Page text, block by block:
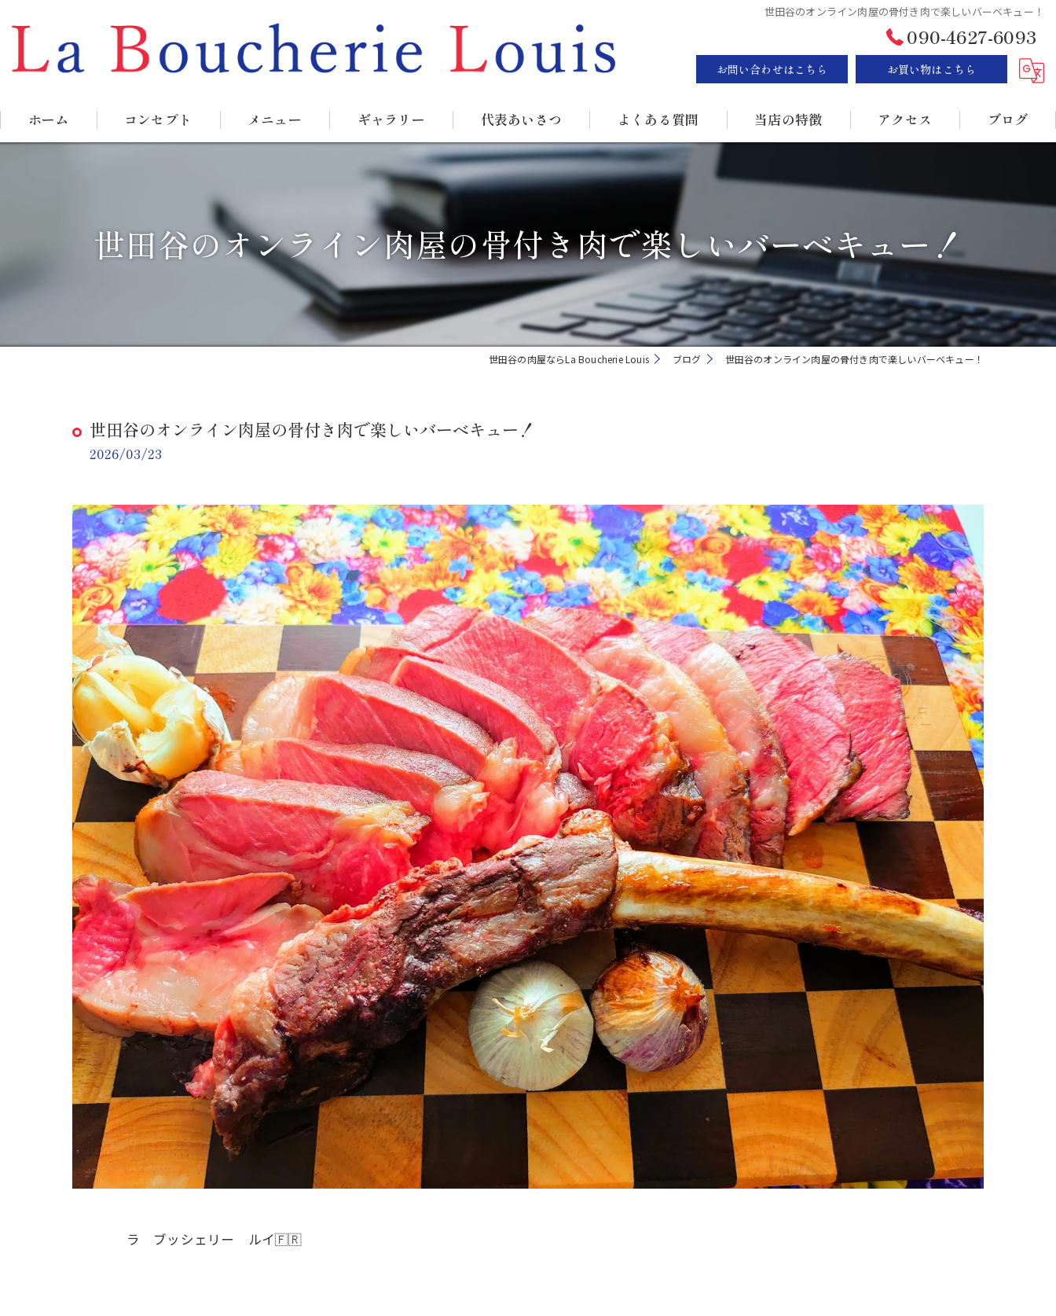
世田谷のオンライン肉屋の骨付き肉で楽しいバーベキュー！
090-4627-6093
お問い合わせはこちら お買い物はこちら
ホーム コンセプト メニュー ギャラリー 代表あいさつ よくある質問 当店の特徴
ステーキ
販売
持ち帰り
アクセス ブログ
世田谷のオンライン肉屋の骨付き肉で楽しいバーベキュー！
世田谷の肉屋ならLa Boucherie Louis ブログ 世田谷のオンライン肉屋の骨付き肉で楽しいバーベキュー！
世田谷のオンライン肉屋の骨付き肉で楽しいバーベキュー！
2026/03/23
ラ ブッシェリー ルイ🇫🇷